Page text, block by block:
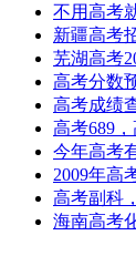
不用高考
新疆高考
芜湖高考
高考分数
高考成绩
高考689
今年高考
2009年高
高考副科
海南高考